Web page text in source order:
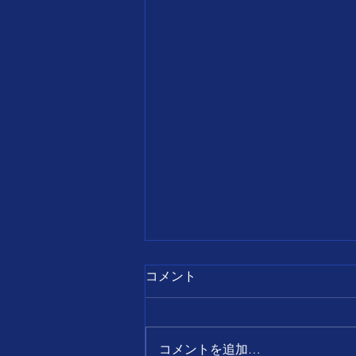
7月28日
【誕生日の名言】 すべて
ればチャンスとなり、 後ろ
コメント
コメントを追加…